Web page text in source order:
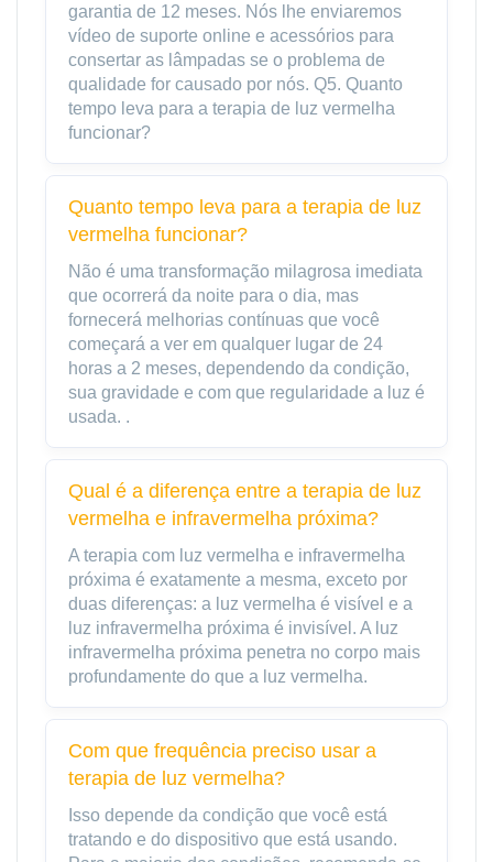
garantia de 12 meses. Nós lhe enviaremos
vídeo de suporte online e acessórios para
consertar as lâmpadas se o problema de
qualidade for causado por nós. Q5. Quanto
tempo leva para a terapia de luz vermelha
funcionar?
Quanto tempo leva para a terapia de luz
vermelha funcionar?
Não é uma transformação milagrosa imediata
que ocorrerá da noite para o dia, mas
fornecerá melhorias contínuas que você
começará a ver em qualquer lugar de 24
horas a 2 meses, dependendo da condição,
sua gravidade e com que regularidade a luz é
usada. .
Qual é a diferença entre a terapia de luz
vermelha e infravermelha próxima?
A terapia com luz vermelha e infravermelha
próxima é exatamente a mesma, exceto por
duas diferenças: a luz vermelha é visível e a
luz infravermelha próxima é invisível. A luz
infravermelha próxima penetra no corpo mais
profundamente do que a luz vermelha.
Com que frequência preciso usar a
terapia de luz vermelha?
Isso depende da condição que você está
tratando e do dispositivo que está usando.